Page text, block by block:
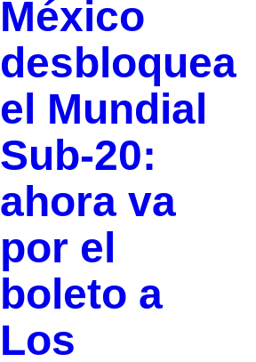
México
desbloquea
el Mundial
Sub-20:
ahora va
por el
boleto a
Los